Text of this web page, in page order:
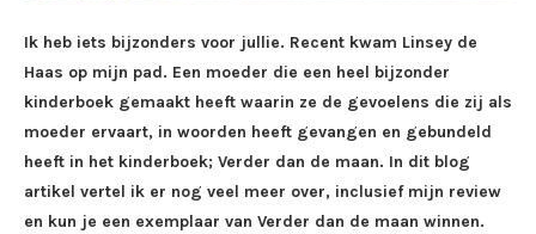
Ik heb iets bijzonders voor jullie. Recent kwam Linsey de
Haas op mijn pad. Een moeder die een heel bijzonder
kinderboek gemaakt heeft waarin ze de gevoelens die zij als
moeder ervaart, in woorden heeft gevangen en gebundeld
heeft in het kinderboek; Verder dan de maan. In dit blog
artikel vertel ik er nog veel meer over, inclusief mijn review
en kun je een exemplaar van Verder dan de maan winnen.